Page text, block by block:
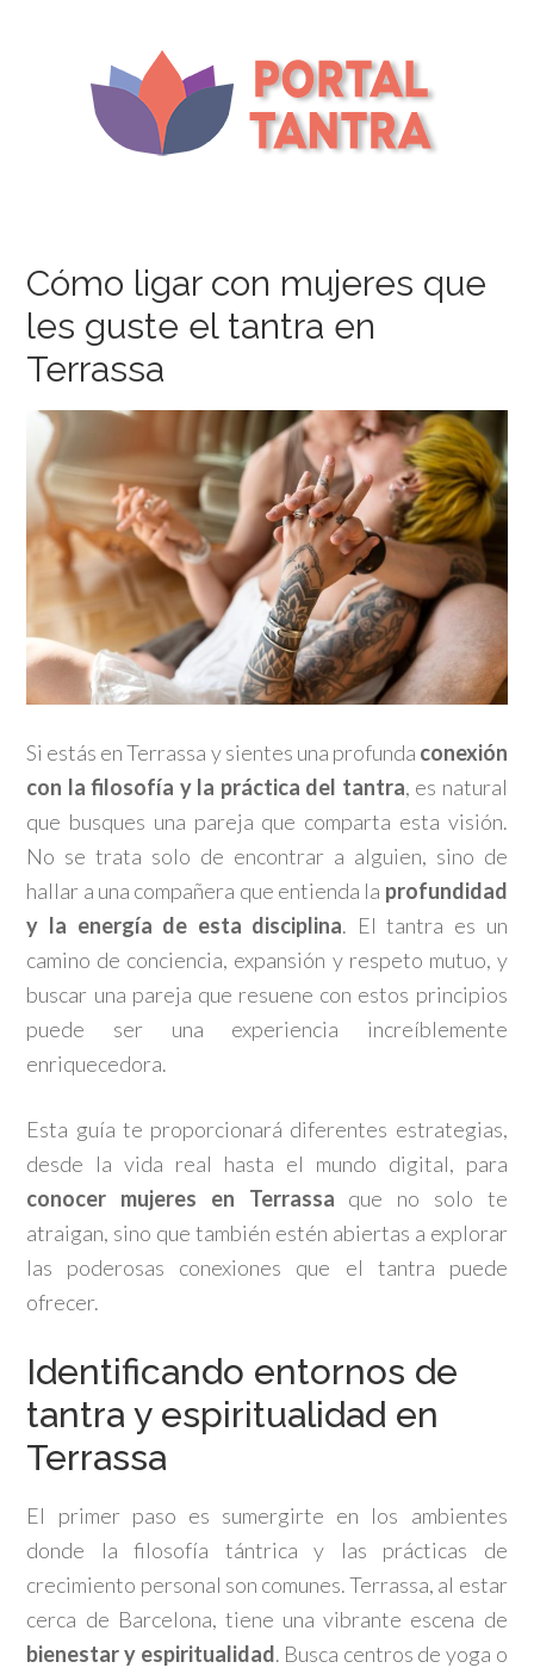
Cómo ligar con mujeres que
les guste el tantra en
Terrassa
Si estás en Terrassa y sientes una profunda conexión
con la filosofía y la práctica del tantra, es natural
que busques una pareja que comparta esta visión.
No se trata solo de encontrar a alguien, sino de
hallar a una compañera que entienda la profundidad
y la energía de esta disciplina. El tantra es un
camino de conciencia, expansión y respeto mutuo, y
buscar una pareja que resuene con estos principios
puede ser una experiencia increíblemente
enriquecedora.
Esta guía te proporcionará diferentes estrategias,
desde la vida real hasta el mundo digital, para
conocer mujeres en Terrassa que no solo te
atraigan, sino que también estén abiertas a explorar
las poderosas conexiones que el tantra puede
ofrecer.
Identificando entornos de
tantra y espiritualidad en
Terrassa
El primer paso es sumergirte en los ambientes
donde la filosofía tántrica y las prácticas de
crecimiento personal son comunes. Terrassa, al estar
cerca de Barcelona, tiene una vibrante escena de
bienestar y espiritualidad. Busca centros de yoga o